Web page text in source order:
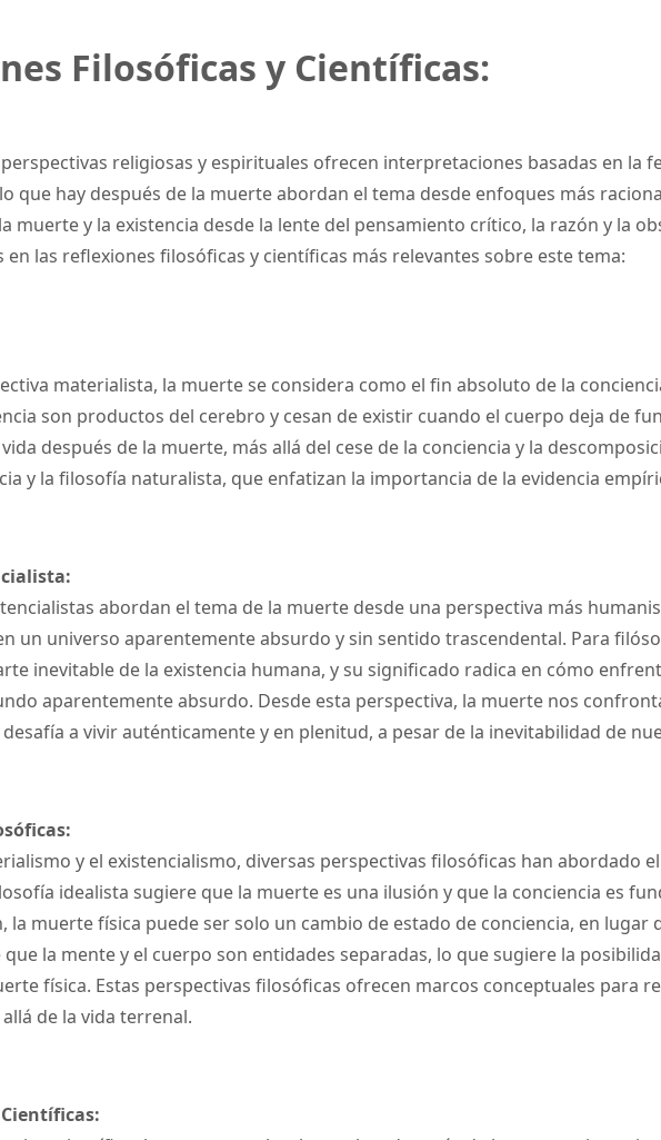
Filosóficas y Científicas:
religiosas y espirituales ofrecen interpretaciones basadas en la
que hay después de la muerte abordan el tema desde enfoques más
muerte y la existencia desde la lente del pensamiento crítico, la razón y la
las reflexiones filosóficas y científicas más relevantes sobre este tema:
materialista, la muerte se considera como el fin absoluto de la
son productos del cerebro y cesan de existir cuando el cuerpo deja de
después de la muerte, más allá del cese de la conciencia y la
y la filosofía naturalista, que enfatizan la importancia de la evidencia
abordan el tema de la muerte desde una perspectiva más
un universo aparentemente absurdo y sin sentido trascendental. Para
inevitable de la existencia humana, y su significado radica en cómo
aparentemente absurdo. Desde esta perspectiva, la muerte nos
a vivir auténticamente y en plenitud, a pesar de la inevitabilidad de
y el existencialismo, diversas perspectivas filosóficas han abordado
idealista sugiere que la muerte es una ilusión y que la conciencia es
la muerte física puede ser solo un cambio de estado de conciencia, en
la mente y el cuerpo son entidades separadas, lo que sugiere la
física. Estas perspectivas filosóficas ofrecen marcos conceptuales para
de la vida terrenal.